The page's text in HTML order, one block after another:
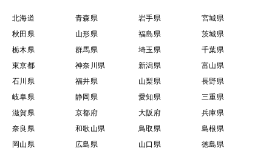
北海道 青森県 岩手県
宮城県
秋田県
山形県 福島県
茨城県
栃木県
群馬県 埼玉県
千葉県
東京都
神奈川県 新潟県
富山県
石川県
福井県 山梨県
長野県
岐阜県
静岡県 愛知県
三重県
滋賀県
京都府 大阪府
兵庫県
奈良県
和歌山県 鳥取県
島根県
岡山県
広島県 山口県
徳島県